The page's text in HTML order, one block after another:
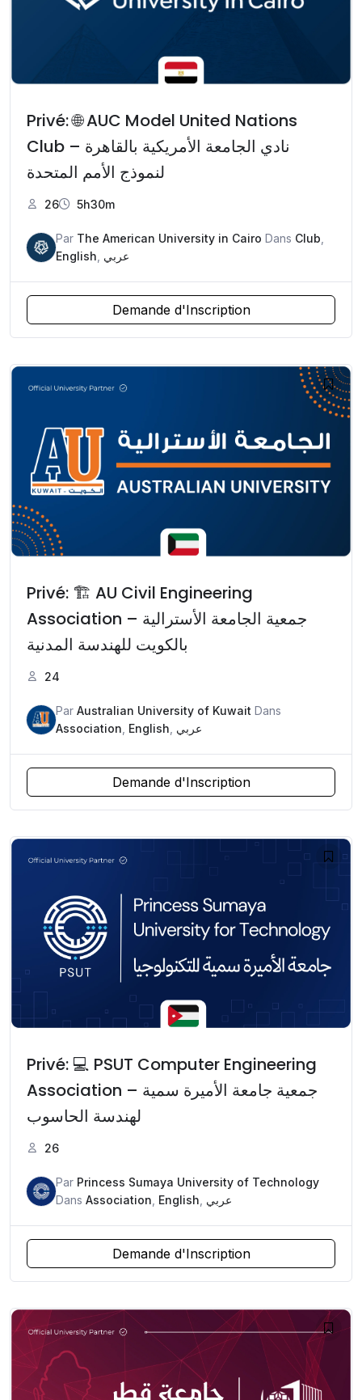
Privé: 🌐 AUC Model United Nations
Club – نادي الجامعة الأمريكية بالقاهرة
لنموذج الأمم المتحدة
26 5h30m
Par The American University in Cairo Dans Club
English عربي
Demande d'Inscription
Privé: 🏗️ AU Civil Engineering
Association – جمعية الجامعة الأسترالية
بالكويت للهندسة المدنية
24
Par Australian University of Kuwait Dans
Association English عربي
Demande d'Inscription
Privé: 💻 PSUT Computer Engineering
Association – جمعية جامعة الأميرة سمية
لهندسة الحاسوب
26
Par Princess Sumaya University of Technology
Dans Association English عربي
Demande d'Inscription